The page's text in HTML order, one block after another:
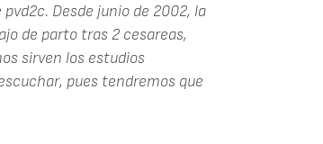
Desde junio de 2002, la
de parto tras 2 cesareas,
sirven los estudios
pues tendremos que